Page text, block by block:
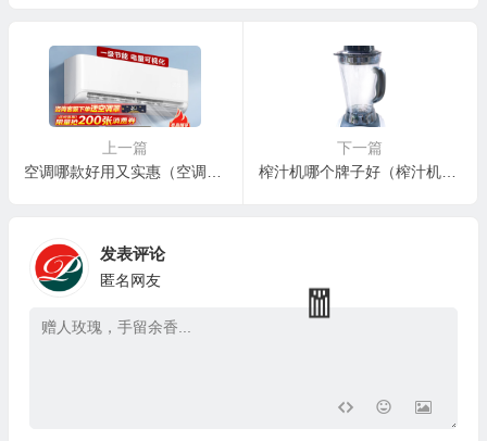
上一篇
下一篇
榨汁机哪个牌子好（榨汁机榨汁机什么品牌好）
发表评论
匿名网友